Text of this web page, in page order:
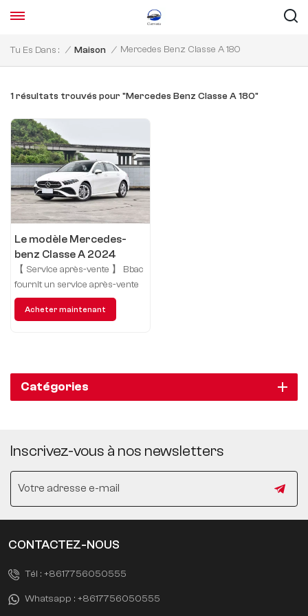
Tu Es Dans : / Maison / Mercedes Benz Classe A 180
1 résultats trouvés pour "Mercedes Benz Classe A 180"
Le modèle Mercedes-
benz Classe A 2024
changé en A 180 L
【 Service après-vente 】 Bbac
fournit un service après-vente
complet pour votre voiture, y
compris des
Acheter maintenant
Catégories
Inscrivez-vous à nos newsletters
CONTACTEZ-NOUS
Tél : +8617756050555
Whatsapp : +8617756050555